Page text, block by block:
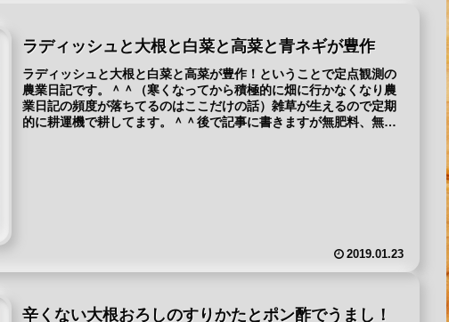
ラディッシュと大根と白菜と高菜と青ネギが豊作
ラディッシュと大根と白菜と高菜が豊作！ということで定点観測の
農業日記です。＾＾（寒くなってから積極的に畑に行かなくなり農
業日記の頻度が落ちてるのはここだけの話）雑草が生えるので定期
的に耕運機で耕してます。＾＾後で記事に書きますが無肥料、無
2019.01.23
辛くない大根おろしのすりかたとポン酢でうまし！